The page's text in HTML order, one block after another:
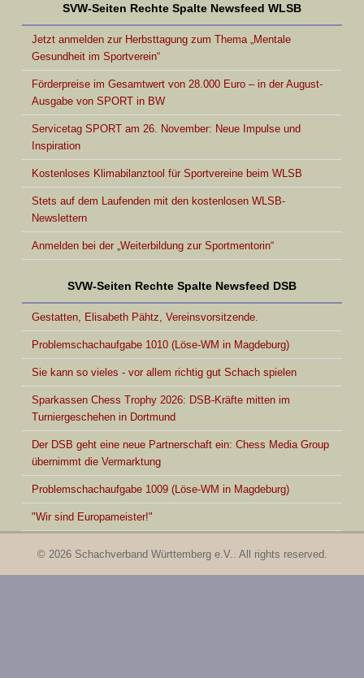
SVW-Seiten Rechte Spalte Newsfeed WLSB
Jetzt anmelden zur Herbsttagung zum Thema „Mentale
Gesundheit im Sportverein“
Förderpreise im Gesamtwert von 28.000 Euro – in der August-
Ausgabe von SPORT in BW
Servicetag SPORT am 26. November: Neue Impulse und
Inspiration
Kostenloses Klimabilanztool für Sportvereine beim WLSB
Stets auf dem Laufenden mit den kostenlosen WLSB-
Newslettern
Anmelden bei der „Weiterbildung zur Sportmentorin“
SVW-Seiten Rechte Spalte Newsfeed DSB
Gestatten, Elisabeth Pähtz, Vereinsvorsitzende.
Problemschachaufgabe 1010 (Löse-WM in Magdeburg)
Sie kann so vieles - vor allem richtig gut Schach spielen
Sparkassen Chess Trophy 2026: DSB-Kräfte mitten im
Turniergeschehen in Dortmund
Der DSB geht eine neue Partnerschaft ein: Chess Media Group
übernimmt die Vermarktung
Problemschachaufgabe 1009 (Löse-WM in Magdeburg)
"Wir sind Europameister!"
© 2026 Schachverband Württemberg e.V.. All rights reserved.